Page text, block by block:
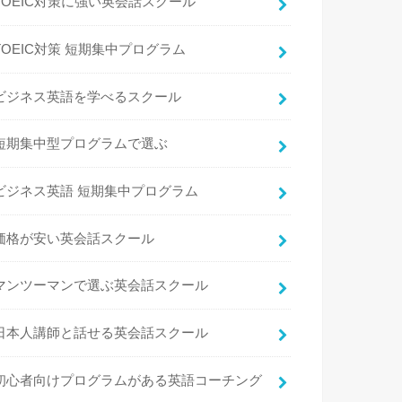
対策 短期集中プログラム
ジネス英語を学べるスクール
期集中型プログラムで選ぶ
ジネス英語 短期集中プログラム
格が安い英会話スクール
ンツーマンで選ぶ英会話スクール
本人講師と話せる英会話スクール
心者向けプログラムがある英語コーチング